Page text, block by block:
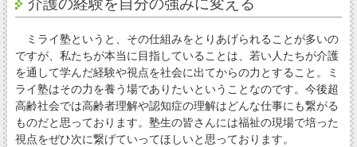
介護の経験を自分の強みに変える
ミライ塾というと、その仕組みをとりあげられることが多いの
ですが、私たちが本当に目指していることは、若い人たちが介護
を通して学んだ経験や視点を社会に出てからの力とすること。ミ
ライ塾はその力を養う場でありたいということなのです。今後超
高齢社会では高齢者理解や認知症の理解はどんな仕事にも繋がる
ものだと思っております。塾生の皆さんには福祉の現場で培った
視点をぜひ次に繋げていってほしいと思っております。